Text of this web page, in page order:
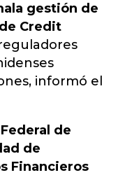
gestión de
Credit
informó el
de
de
Financieros